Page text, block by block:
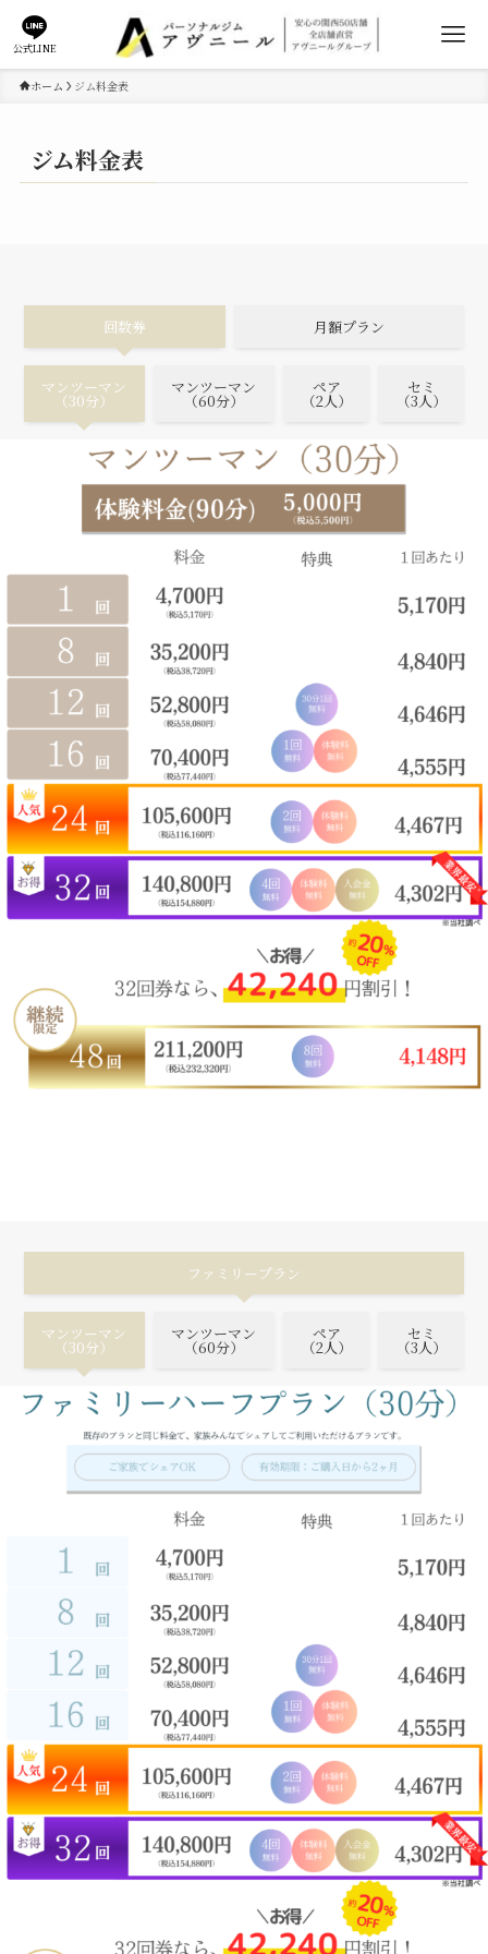
公式LINE
ホーム ジム料金表
ジム料金表
回数券 月額プラン
マンツーマン
（30分）
マンツーマン
（60分）
ペア
（2人）
セミ
（3人）
ファミリープラン
マンツーマン
（30分）
マンツーマン
（60分）
ペア
（2人）
セミ
（3人）